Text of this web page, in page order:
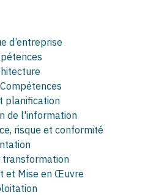
d’entreprise
planification
de l'information
risque et conformité
transformation
et Mise en Œuvre